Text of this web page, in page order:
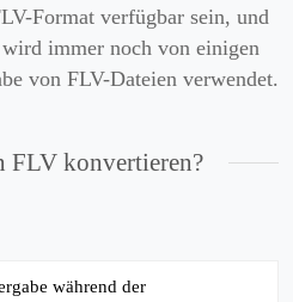
Format verfügbar sein, und
immer noch von einigen
von FLV-Dateien verwendet.
FLV konvertieren?
während der